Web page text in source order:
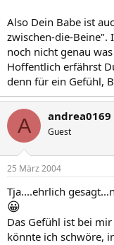
Also Dein Babe ist
zwischen-die-Beine".
noch nicht genau
Hoffentlich erfährst
denn für ein Gefühl,
A andrea0169
Guest
25 März 2004
Tja....ehrlich
😀
Das Gefühl ist bei
könnte ich schwöre,